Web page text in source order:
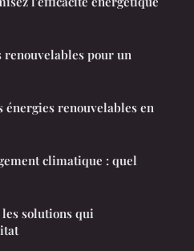
renouvelables pour un
renouvelables en
climatique : quel
solutions qui